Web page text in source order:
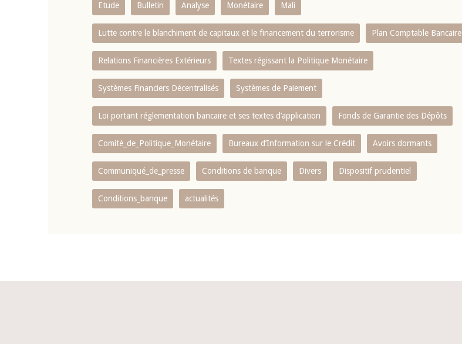
Etude Bulletin Analyse Monétaire Mali
Lutte contre le blanchiment de capitaux et le financement du terrorisme Plan Comptable Bancaire
Relations Financières Extérieurs Textes régissant la Politique Monétaire
Systèmes Financiers Décentralisés Systèmes de Paiement
Loi portant réglementation bancaire et ses textes d’application Fonds de Garantie des Dépôts
Comité_de_Politique_Monétaire Bureaux d’Information sur le Crédit Avoirs dormants
Communiqué_de_presse Conditions de banque Divers Dispositif prudentiel
Conditions_banque actualités